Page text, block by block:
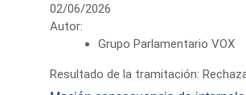
02/06/2026
Autor:
Grupo Parlamentario VOX
Resultado de la tramitación: